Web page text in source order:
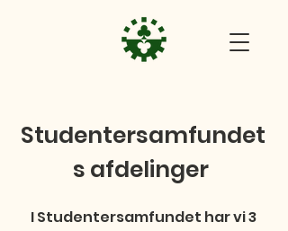
Studentersamfundet
s afdelinger
I Studentersamfundet har vi 3